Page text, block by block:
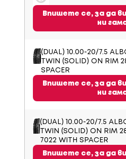
Впишете се, за да
ни
(DUAL) 10.00-20/7.5
TWIN (SOLID) ON RIM
SPACER
Впишете се, за да
ни
(DUAL) 10.00-20/7.5
TWIN (SOLID) ON RIM
7022 WITH SPACER
Впишете се, за да